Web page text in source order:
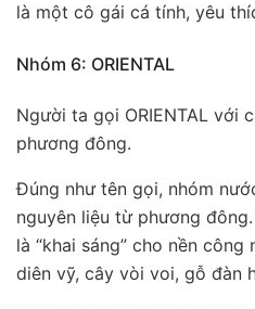
là một cô gái cá tính, yêu
Nhóm 6: ORIENTAL
Người ta gọi ORIENTAL với
phương đông.
Đúng như tên gọi, nhóm
nguyên liệu từ phương
là “khai sáng” cho nền
diên vỹ, cây vòi voi, gỗ đàn